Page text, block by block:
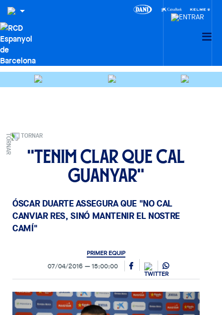
TORNAR
"Tenim clar que cal
guanyar"
ÓSCAR DUARTE ASSEGURA QUE "NO CAL
CANVIAR RES, SINÓ MANTENIR EL NOSTRE
CAMÍ"
PRIMER EQUIP
07/04/2016 15:00:00